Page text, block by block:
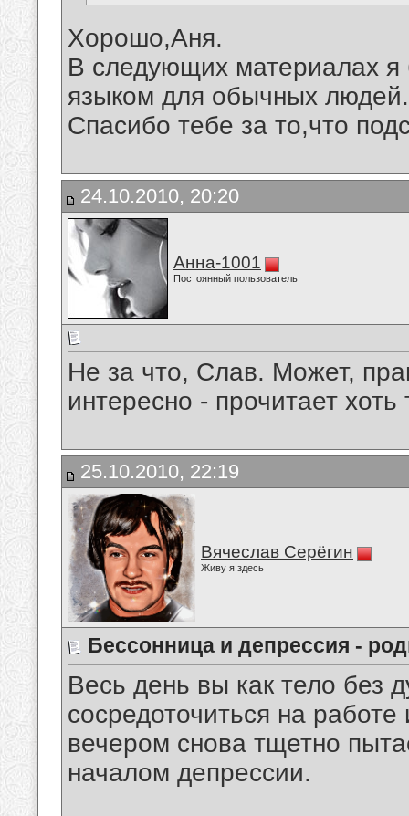
Хорошо,Аня.
В следующих материалах я
языком для обычных людей.
Спасибо тебе за то,что
24.10.2010, 20:20
Анна-1001
Постоянный пользователь
Не за что, Слав. Может,
интересно - прочитает хоть
25.10.2010, 22:19
Вячеслав Серёгин
Живу я здесь
Бессонница и депрессия -
Весь день вы как тело без
сосредоточиться на
вечером снова тщетно
началом депрессии.